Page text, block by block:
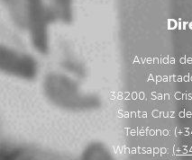
Avenida
38200, San
Santa Cruz
Teléfono:
Whatsapp: